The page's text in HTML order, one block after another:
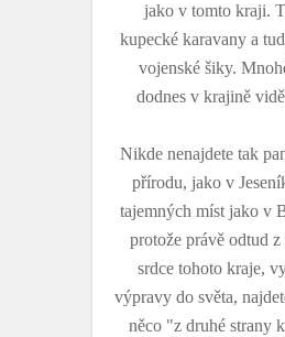
jako v tomto kraji.
kupecké karavany a
vojenské šiky.
dodnes v krajině
Nikde nenajdete tak
přírodu, jako v
tajemných míst jako v
protože právě odtud z
srdce tohoto kraje,
výpravy do světa,
něco "z druhé strany